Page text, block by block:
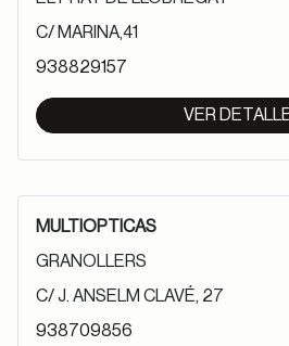
C/ MARINA,41
938829157
VER
MULTIOPTICAS
GRANOLLERS
C/ J. ANSELM CLAVÉ, 27
938709856